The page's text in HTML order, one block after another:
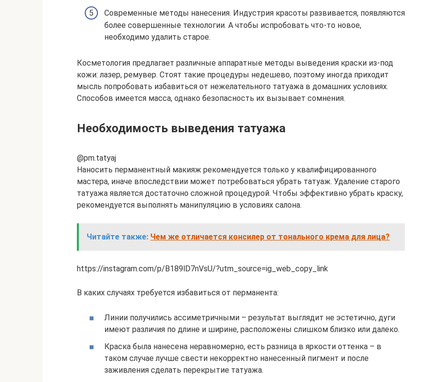
Современные методы нанесения. Индустрия красоты развивается, появляются
более совершенные технологии. А чтобы испробовать что-то новое,
необходимо удалить старое.
Косметология предлагает различные аппаратные методы выведения краски из-под
кожи: лазер, ремувер. Стоят такие процедуры недешево, поэтому иногда приходит
мысль попробовать избавиться от нежелательного татуажа в домашних условиях.
Способов имеется масса, однако безопасность их вызывает сомнения.
Необходимость выведения татуажа
@pm.tatyaj
Наносить перманентный макияж рекомендуется только у квалифицированного
мастера, иначе впоследствии может потребоваться убрать татуаж. Удаление старого
татуажа является достаточно сложной процедурой. Чтобы эффективно убрать краску,
рекомендуется выполнять манипуляцию в условиях салона.
Читайте также: Чем же отличается консилер от тонального крема для лица?
https://instagram.com/p/B189lD7nVsU/?utm_source=ig_web_copy_link
В каких случаях требуется избавиться от перманента:
Линии получились ассиметричными – результат выглядит не эстетично, дуги
имеют различия по длине и ширине, расположены слишком близко или далеко.
Краска была нанесена неравномерно, есть разница в яркости оттенка – в
таком случае лучше свести некорректно нанесенный пигмент и после
заживления сделать перекрытие татуажа.